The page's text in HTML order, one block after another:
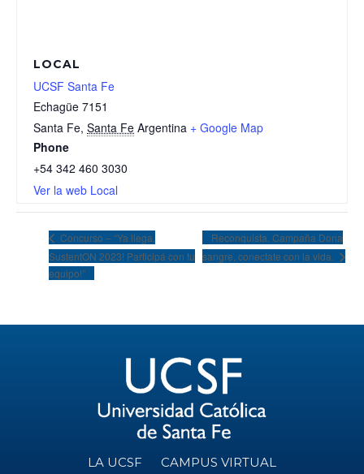
LOCAL
UCSF Santa Fe
Echagüe 7151
Santa Fe, Santa Fe Argentina + Google Map
Phone
+54 342 460 3030
Ver la web Local
Concurso – “Ya llega,
SustentON 2023! Participá con tu
equipo!”
Reconquista. Campaña Dona
sangre, conectate con la vida.
LA UCSF CAMPUS VIRTUAL